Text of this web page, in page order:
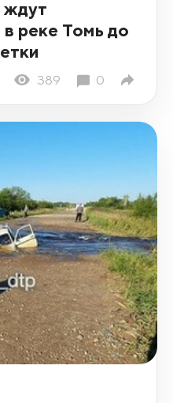
ждут
реке Томь до
389 0